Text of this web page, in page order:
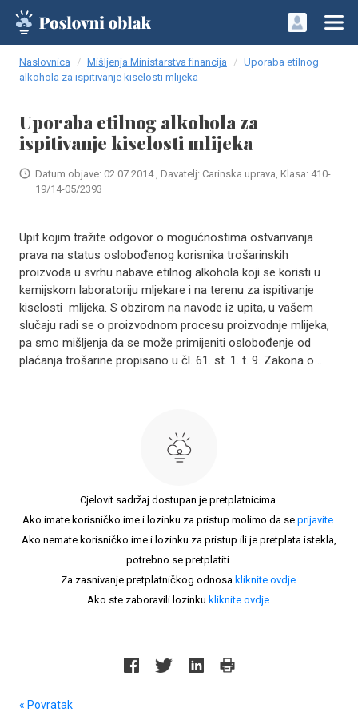
Naslovnica Mišljenja Ministarstva financija
Uporaba etilnog
alkohola za ispitivanje kiselosti mlijeka
Uporaba etilnog alkohola za
ispitivanje kiselosti mlijeka
Datum objave: 02.07.2014., Davatelj: Carinska uprava, Klasa: 410-
19/14-05/2393
Upit kojim tražite odgovor o mogućnostima ostvarivanja
prava na status oslobođenog korisnika trošarinskih
proizvoda u svrhu nabave etilnog alkohola koji se koristi u
kemijskom laboratoriju mljekare i na terenu za ispitivanje
kiselosti mlijeka. S obzirom na navode iz upita, u vašem
slučaju radi se o proizvodnom procesu proizvodnje mlijeka,
pa smo mišljenja da se može primijeniti oslobođenje od
plaćanja trošarine propisano u čl. 61. st. 1. t. 9. Zakona o ..
Cjelovit sadržaj dostupan je pretplatnicima.
Ako imate korisničko ime i lozinku za pristup molimo da se prijavite.
Ako nemate korisničko ime i lozinku za pristup ili je pretplata istekla,
potrebno se pretplatiti.
Za zasnivanje pretplatničkog odnosa kliknite ovdje.
Ako ste zaboravili lozinku kliknite ovdje.
« Povratak